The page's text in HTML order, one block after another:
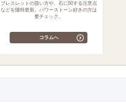
ブレスレットの扱い方や、石に関する注意点
などを随時更新。パワーストーン好きの方は
要チェック。
コラムへ